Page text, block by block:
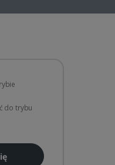
do trybu